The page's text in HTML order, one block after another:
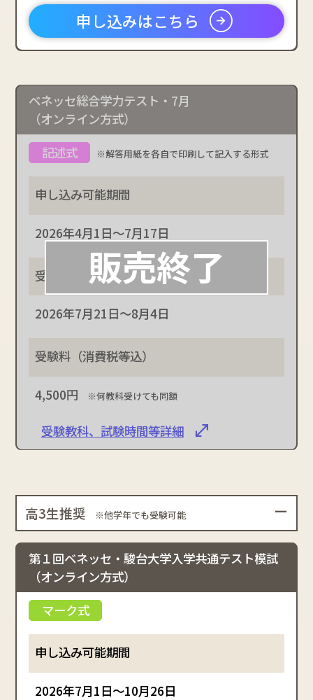
申し込みはこちら
ベネッセ総合学力テスト・7月
（オンライン方式）
※解答用紙を各自で印刷して記入する形式
2026年4月1日～7月17日
2026年7月21日～8月4日
4,500円 ※何教科受けても同額
受験教科、試験時間等詳細
高3生推奨 ※他学年でも受験可能
第１回ベネッセ・駿台大学入学共通テスト模試
（オンライン方式）
2026年7月1日～10月26日